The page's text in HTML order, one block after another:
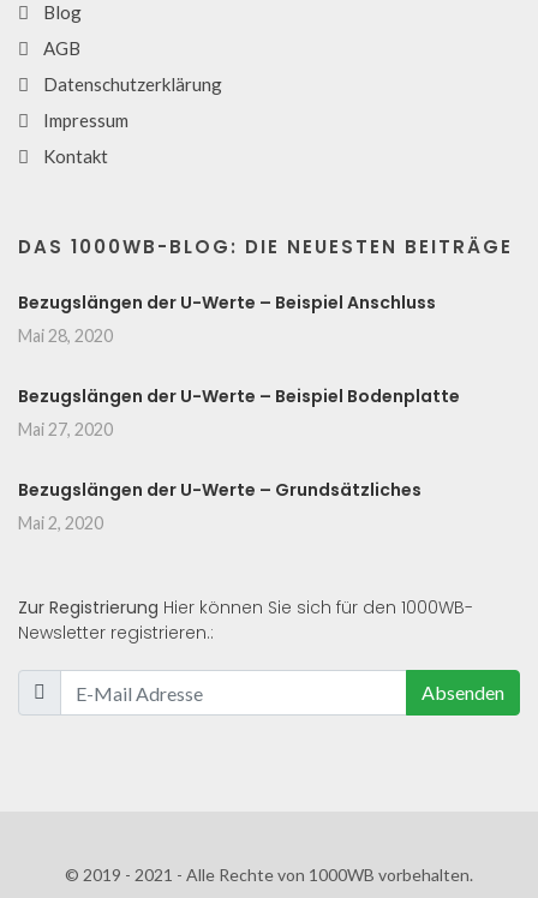
Blog
AGB
Datenschutzerklärung
Impressum
Kontakt
DAS 1000WB-BLOG: DIE NEUESTEN BEITRÄGE
Bezugslängen der U-Werte – Beispiel Anschluss
Mai 28, 2020
Bezugslängen der U-Werte – Beispiel Bodenplatte
Mai 27, 2020
Bezugslängen der U-Werte – Grundsätzliches
Mai 2, 2020
Zur Registrierung Hier können Sie sich für den 1000WB-
Newsletter registrieren.:
Absenden
© 2019 - 2021 - Alle Rechte von 1000WB vorbehalten.